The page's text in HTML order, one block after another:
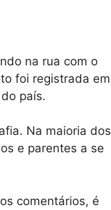
na rua com o
foi registrada em
país.
Na maioria dos
e parentes a se
comentários, é